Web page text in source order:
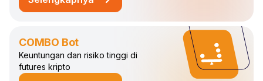
tentang DCA Futures Trading Bot
COMBO Bot
Keuntungan dan risiko tinggi di
futures kripto